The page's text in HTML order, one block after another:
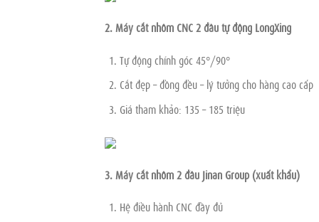
2. Máy cắt nhôm CNC 2 đầu tự động LongXing
Tự động chỉnh góc 45°/90°
Cắt đẹp – đồng đều – lý tưởng cho hàng cao cấp
Giá tham khảo: 135 – 185 triệu
3. Máy cắt nhôm 2 đầu Jinan Group (xuất khẩu)
Hệ điều hành CNC đầy đủ